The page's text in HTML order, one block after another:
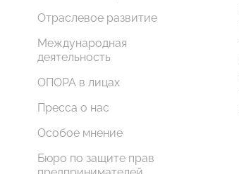
Отраслевое развитие
Международная
деятельность
ОПОРА в лицах
Пресса о нас
Особое мнение
Бюро по защите прав